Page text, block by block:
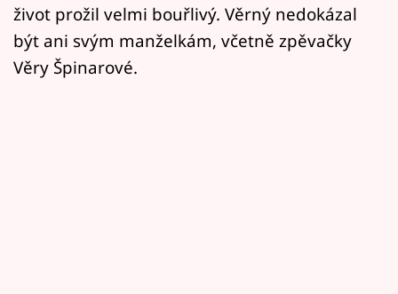
život prožil velmi bouřlivý. Věrný nedokázal
být ani svým manželkám, včetně zpěvačky
Věry Špinarové.